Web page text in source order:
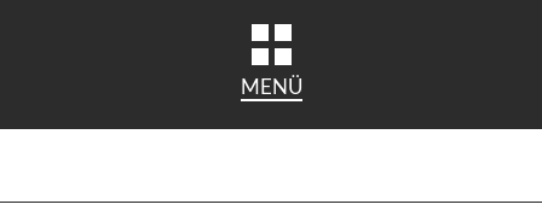
MENÜ